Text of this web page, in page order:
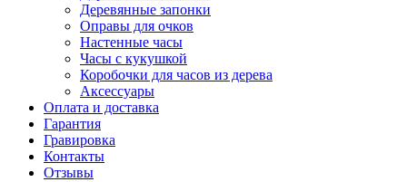
Деревянные запонки
Оправы для очков
Настенные часы
Часы с кукушкой
Коробочки для часов из дерева
Аксессуары
Оплата и доставка
Гарантия
Гравировка
Контакты
Отзывы